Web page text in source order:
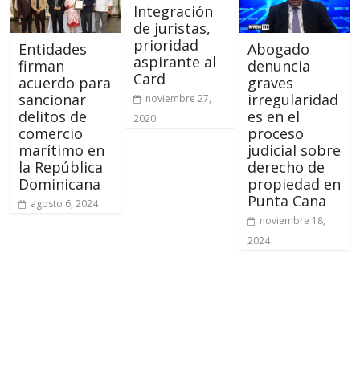
Entidades
firman
acuerdo para
sancionar
delitos de
comercio
marítimo en
la República
Dominicana
agosto 6, 2024
Integración
de juristas,
prioridad
aspirante al
Card
noviembre 27,
2020
Abogado
denuncia
graves
irregularidad
es en el
proceso
judicial sobre
derecho de
propiedad en
Punta Cana
noviembre 18,
2024